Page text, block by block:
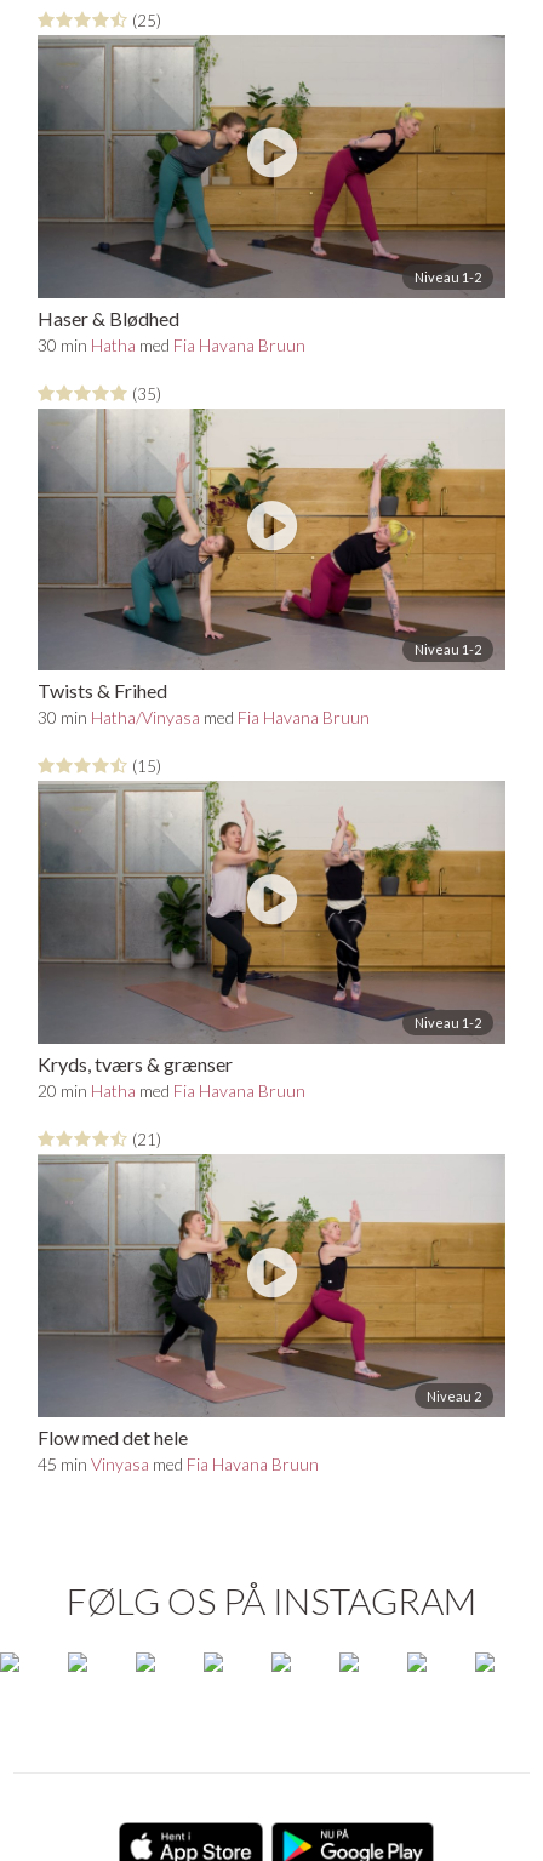
(25)
Niveau 1-2
Haser & Blødhed
30 min Hatha med Fia Havana Bruun
(35)
Niveau 1-2
Twists & Frihed
30 min Hatha/Vinyasa med Fia Havana Bruun
(15)
Niveau 1-2
Kryds, tværs & grænser
20 min Hatha med Fia Havana Bruun
(21)
Niveau 2
Flow med det hele
45 minVinyasa med Fia Havana Bruun
FØLG OS PÅ INSTAGRAM